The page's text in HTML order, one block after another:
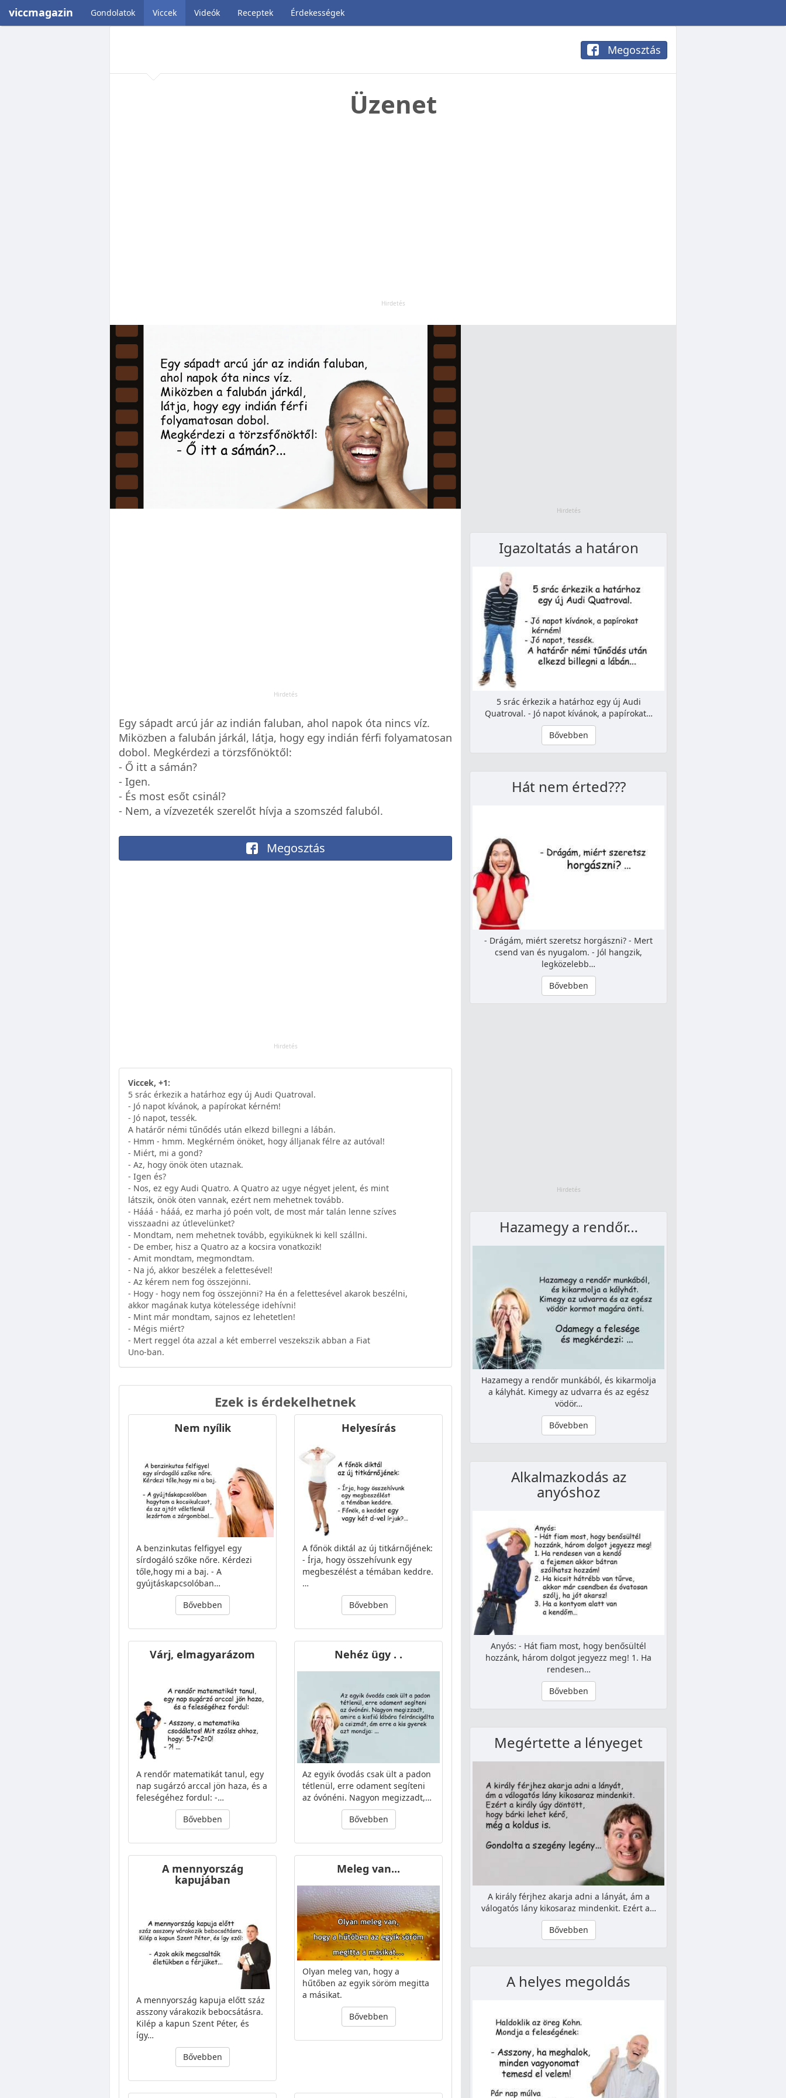
viccmagazin Gondolatok Viccek Videók Receptek Érdekességek
Megosztás
Üzenet
Egy sápadt arcú jár az indián faluban, ahol napok óta nincs víz.
Miközben a falubán járkál, látja, hogy egy indián férfi folyamatosan
dobol. Megkérdezi a törzsfőnöktől:
- Ő itt a sámán?
- Igen.
- És most esőt csinál?
- Nem, a vízvezeték szerelőt hívja a szomszéd faluból.
Megosztás
Viccek, +1:
5 srác érkezik a határhoz egy új Audi Quatroval.
- Jó napot kívánok, a papírokat kérném!
- Jó napot, tessék.
A határőr némi tűnődés után elkezd billegni a lábán.
- Hmm - hmm. Megkérném önöket, hogy álljanak félre az autóval!
- Miért, mi a gond?
- Az, hogy önök öten utaznak.
- Igen és?
- Nos, ez egy Audi Quatro. A Quatro az ugye négyet jelent, és mint
látszik, önök öten vannak, ezért nem mehetnek tovább.
- Hááá - hááá, ez marha jó poén volt, de most már talán lenne szíves
visszaadni az útlevelünket?
- Mondtam, nem mehetnek tovább, egyiküknek ki kell szállni.
- De ember, hisz a Quatro az a kocsira vonatkozik!
- Amit mondtam, megmondtam.
- Na jó, akkor beszélek a felettesével!
- Az kérem nem fog összejönni.
- Hogy - hogy nem fog összejönni? Ha én a felettesével akarok beszélni,
akkor magának kutya kötelessége idehívni!
- Mint már mondtam, sajnos ez lehetetlen!
- Mégis miért?
- Mert reggel óta azzal a két emberrel veszekszik abban a Fiat
Uno-ban.
Ezek is érdekelhetnek
Nem nyílik
A benzinkutas felfigyel egy
sírdogáló szőke nőre. Kérdezi
tőle,hogy mi a baj. - A
gyújtáskapcsolóban…
Bővebben
Helyesírás
A főnök diktál az új titkárnőjének:
- Írja, hogy összehívunk egy
megbeszélést a témában keddre.
…
Bővebben
Várj, elmagyarázom
A rendőr matematikát tanul, egy
nap sugárzó arccal jön haza, és a
feleségéhez fordul: -…
Bővebben
Nehéz ügy . .
Az egyik óvodás csak ült a padon
tétlenül, erre odament segíteni
az óvónéni. Nagyon megizzadt,…
Bővebben
A mennyország
kapujában
A mennyország kapuja előtt száz
asszony várakozik bebocsátásra.
Kilép a kapun Szent Péter, és
így…
Bővebben
Meleg van...
Olyan meleg van, hogy a
hűtőben az egyik söröm megitta
a másikat.
Bővebben
Igazoltatás a határon
5 srác érkezik a határhoz egy új Audi
Quatroval. - Jó napot kívánok, a papírokat…
Bővebben
Hát nem érted???
- Drágám, miért szeretsz horgászni? - Mert
csend van és nyugalom. - Jól hangzik,
legközelebb…
Bővebben
Hazamegy a rendőr…
Hazamegy a rendőr munkából, és kikarmolja
a kályhát. Kimegy az udvarra és az egész
vödör…
Bővebben
Alkalmazkodás az
anyóshoz
Anyós: - Hát fiam most, hogy benősültél
hozzánk, három dolgot jegyezz meg! 1. Ha
rendesen…
Bővebben
Megértette a lényeget
A király férjhez akarja adni a lányát, ám a
válogatós lány kikosaraz mindenkit. Ezért a…
Bővebben
A helyes megoldás